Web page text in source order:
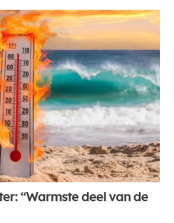
“Warmste deel van de